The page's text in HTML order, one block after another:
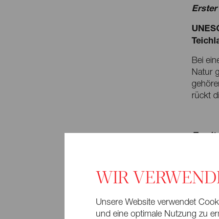
Bei
Natur
rückt
Im
Eine
WIR
Unsere Website verwendet
und eine optimale Nutzung zu